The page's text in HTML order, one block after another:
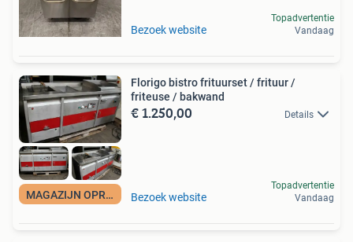
Bezoek website
Topadvertentie
Vandaag
MAGAZIJN OPRUIMING
Florigo bistro frituurset / frituur /
friteuse / bakwand
€ 1.250,00 Details
Bezoek website
Topadvertentie
Vandaag